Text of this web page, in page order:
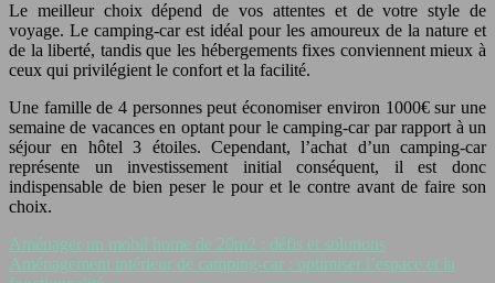
Le meilleur choix dépend de vos attentes et de votre style de
voyage. Le camping-car est idéal pour les amoureux de la nature et
de la liberté, tandis que les hébergements fixes conviennent mieux à
ceux qui privilégient le confort et la facilité.
Une famille de 4 personnes peut économiser environ 1000€ sur une
semaine de vacances en optant pour le camping-car par rapport à un
séjour en hôtel 3 étoiles. Cependant, l’achat d’un camping-car
représente un investissement initial conséquent, il est donc
indispensable de bien peser le pour et le contre avant de faire son
choix.
Aménager un mobil home de 20m2 : défis et solutions
Aménagement intérieur de camping-car : optimiser l’espace et la